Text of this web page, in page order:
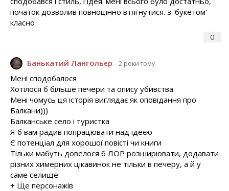
0
початок дозволив повноцінно втягнутися. з 'букетом'
класно
Банькатий Лангольєр 2 роки тому
Мені сподобалося
Хотілося б більше печери та опису убивства
Мені чомусь ця історія виглядає як оповідання про
Балкани)))
Балканське село і туристка
Я б вам радив попрацювати над ідеєю
Є потенціал для хорошої повісті чи книги
Тільки мабуть довелося б ЛОР розширювати, додавати
різних химерних цікавинок не тільки в печеру, а й у
саме селище
+ Ще персонажів